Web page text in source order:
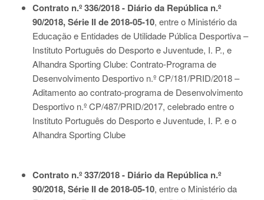
Contrato n.º 336/2018 - Diário da República n.º
90/2018, Série II de 2018-05-10, entre o Ministério da
Educação e Entidades de Utilidade Pública Desportiva –
Instituto Português do Desporto e Juventude, I. P., e
Alhandra Sporting Clube: Contrato-Programa de
Desenvolvimento Desportivo n.º CP/181/PRID/2018 –
Aditamento ao contrato-programa de Desenvolvimento
Desportivo n.º CP/487/PRID/2017, celebrado entre o
Instituto Português do Desporto e Juventude, I. P. e o
Alhandra Sporting Clube
Contrato n.º 337/2018 - Diário da República n.º
90/2018, Série II de 2018-05-10, entre o Ministério da